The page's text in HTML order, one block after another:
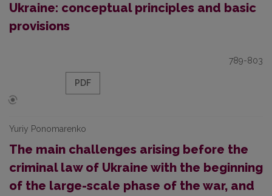
Ukraine: conceptual principles and basic
provisions
789-803
PDF
Yuriy Ponomarenko
The main challenges arising before the
criminal law of Ukraine with the beginning
of the large-scale phase of the war, and